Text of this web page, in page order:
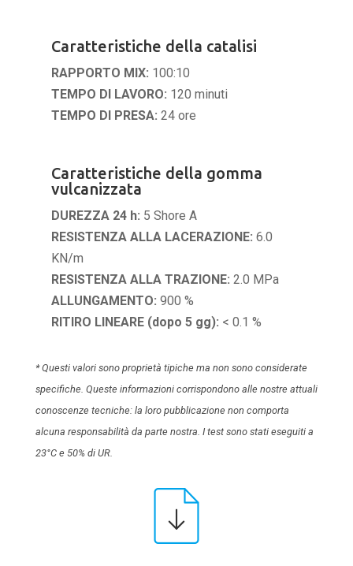
Caratteristiche della catalisi
RAPPORTO MIX: 100:10
TEMPO DI LAVORO: 120 minuti
TEMPO DI PRESA: 24 ore
Caratteristiche della gomma
vulcanizzata
DUREZZA 24 h: 5 Shore A
RESISTENZA ALLA LACERAZIONE: 6.0
KN/m
RESISTENZA ALLA TRAZIONE: 2.0 MPa
ALLUNGAMENTO: 900 %
RITIRO LINEARE (dopo 5 gg): < 0.1 %
* Questi valori sono proprietà tipiche ma non sono considerate
specifiche. Queste informazioni corrispondono alle nostre attuali
conoscenze tecniche: la loro pubblicazione non comporta
alcuna responsabilità da parte nostra. I test sono stati eseguiti a
23°C e 50% di UR.